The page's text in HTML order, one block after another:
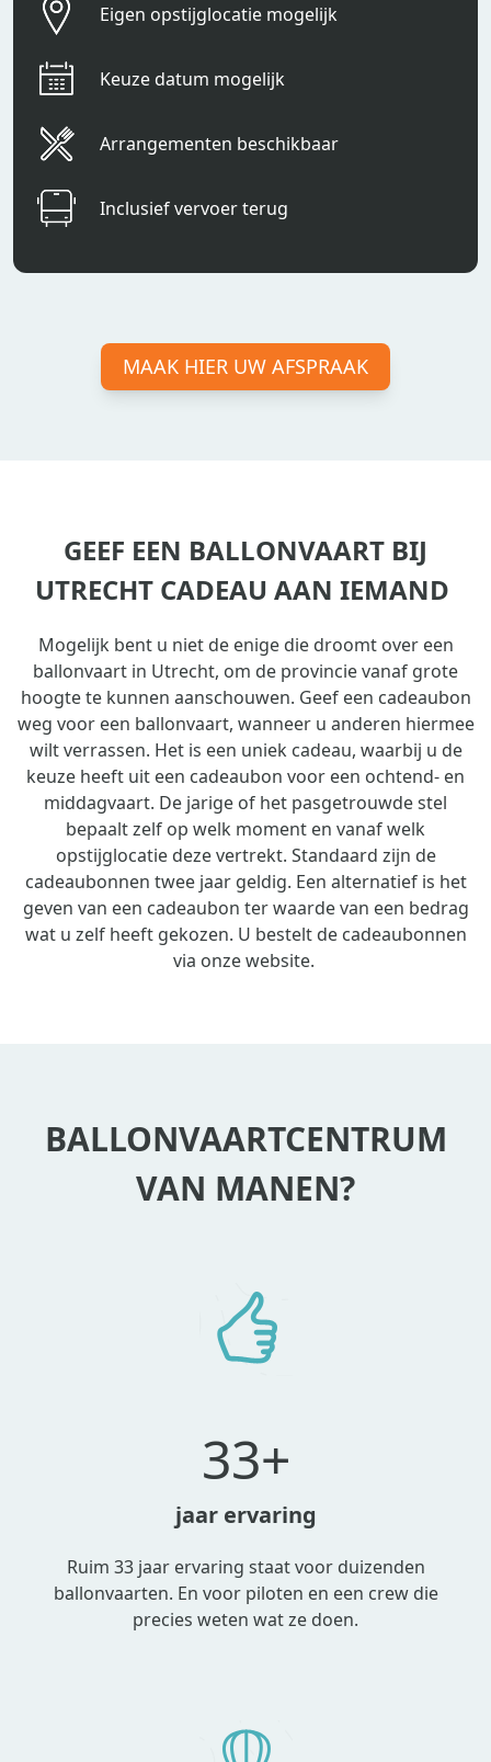
Eigen opstijglocatie mogelijk
Keuze datum mogelijk
Arrangementen beschikbaar
Inclusief vervoer terug
MAAK HIER UW AFSPRAAK
GEEF EEN BALLONVAART BIJ
UTRECHT CADEAU AAN IEMAND
Mogelijk bent u niet de enige die droomt over een
ballonvaart in Utrecht, om de provincie vanaf grote
hoogte te kunnen aanschouwen. Geef een cadeaubon
weg voor een ballonvaart, wanneer u anderen hiermee
wilt verrassen. Het is een uniek cadeau, waarbij u de
keuze heeft uit een cadeaubon voor een ochtend- en
middagvaart. De jarige of het pasgetrouwde stel
bepaalt zelf op welk moment en vanaf welk
opstijglocatie deze vertrekt. Standaard zijn de
cadeaubonnen twee jaar geldig. Een alternatief is het
geven van een cadeaubon ter waarde van een bedrag
wat u zelf heeft gekozen. U bestelt de cadeaubonnen
via onze website.
BALLONVAARTCENTRUM
VAN MANEN?
33+
jaar ervaring
Ruim 33 jaar ervaring staat voor duizenden
ballonvaarten. En voor piloten en een crew die
precies weten wat ze doen.